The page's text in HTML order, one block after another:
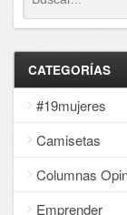
CATEGORÍAS
#19mujeres
Camisetas
Columnas
Emprender